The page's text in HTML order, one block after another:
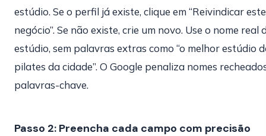
estúdio. Se o perfil já existe, clique em “Reivindicar este
negócio”. Se não existe, crie um novo. Use o nome real
estúdio, sem palavras extras como “o melhor estúdio
pilates da cidade”. O Google penaliza nomes
palavras-chave.
Passo 2: Preencha cada campo com precisão